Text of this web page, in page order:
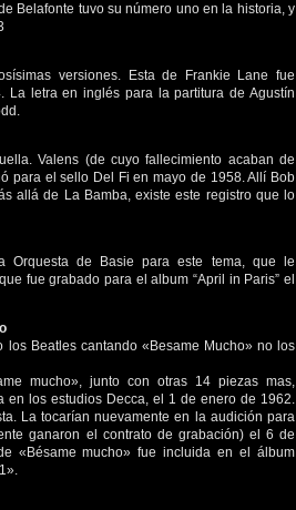
Belafonte tuvo su número uno en la historia, y
versiones. Esta de Frankie Lane fue
La letra en inglés para la partitura de Agustín
Valens (de cuyo fallecimiento acaban de
para el sello Del Fi en mayo de 1958. Allí Bob
allá de La Bamba, existe este registro que lo
Orquesta de Basie para este tema, que le
fue grabado para el album “April in Paris” el
los Beatles cantando «Besame Mucho» no los
mucho», junto con otras 14 piezas mas,
en los estudios Decca, el 1 de enero de 1962.
La tocarían nuevamente en la audición para
ganaron el contrato de grabación) el 6 de
«Bésame mucho» fue incluida en el álbum